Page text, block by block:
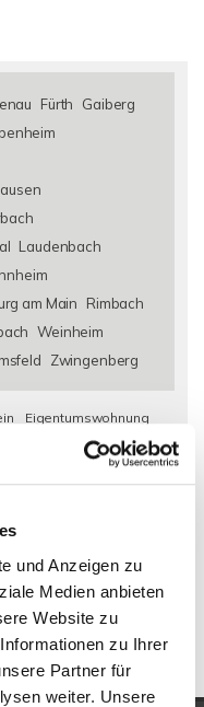
und Anzeigen zu
Medien anbieten
Website zu
zu Ihrer
Partner für
weiter. Unsere
Fürth
Gaiberg
Laudenbach
am Main
Rimbach
Weinheim
Zwingenberg
Eigentumswohnung
Wohnungen
Immobilien
Hähnlein